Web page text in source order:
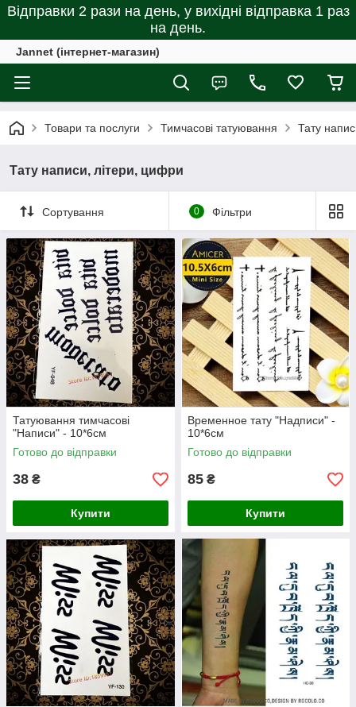
Відправки 2 рази на день, у вихідні відправка 1 раз
на день.
Jannet (інтернет-магазин)
Товари та послуги Тимчасові татуювання Тату
Тату написи, літери, цифри
Сортування 0 Фільтри
Татуювання тимчасові
"Написи" - 10*6см
Готово до відправки
38 ₴
Купити
Временное тату "Надписи" -
10*6см
Готово до відправки
85 ₴
Купити